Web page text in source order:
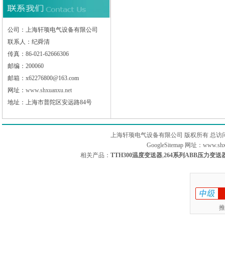
公司：上海轩顼电气设备有限公司
联系人：纪舜清
传真：86-021-62666306
邮编：200060
邮箱：x62276800@163.com
网址： www.shxuanxu.net
地址：上海市普陀区安远路84号
上海轩顼电气设备有限公司 版权所有 总访
GoogleSitemap网址：
相关产品： TTH300温度变送器,264系列ABB压力变送